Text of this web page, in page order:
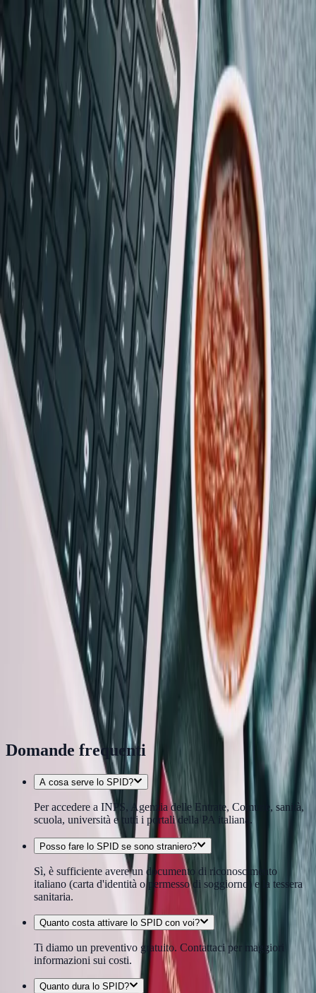
A2Z Assistenza
Servizi Contatti
Home
Servizi
SPID a Mestre
SPID a Mestre
Lo SPID è la tua identità digitale unica per accedere a tutti i servizi
della Pubblica Amministrazione italiana. Ti aiutiamo ad attivarlo in
ufficio, anche se non hai webcam o smartphone.
CONTATTACI WhatsApp …
Tempo
20-30 minuti in ufficio · attivo subito
Costo
Preventivo gratuito
Documenti
4 elementi
Cosa otteni
Accesso a INPS, Agenzia Entrate, Comune, Sanità
Una sola identità per oltre 10.000 servizi
Validità illimitata, sicuro a doppio fattore
Attivazione assistita in presenza
Documenti da portare
Carta d'identità o passaporto in corso di validità
Tessera sanitaria o codice fiscale
Numero di cellulare personale
Indirizzo email personale
Domande frequenti
A cosa serve lo SPID?
Per accedere a INPS, Agenzia delle Entrate, Comune, sanità,
scuola, università e tutti i portali della PA italiana.
Posso fare lo SPID se sono straniero?
Sì, è sufficiente avere un documento di riconoscimento
italiano (carta d'identità o permesso di soggiorno) e la tessera
sanitaria.
Quanto costa attivare lo SPID con voi?
Ti diamo un preventivo gratuito. Contattaci per maggiori
informazioni sui costi.
Quanto dura lo SPID?